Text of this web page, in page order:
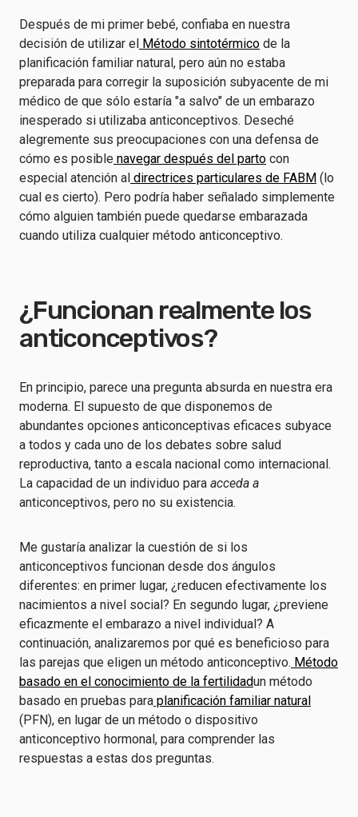
Después de mi primer bebé, confiaba en nuestra
decisión de utilizar el Método sintotérmico de la
planificación familiar natural, pero aún no estaba
preparada para corregir la suposición subyacente de mi
médico de que sólo estaría "a salvo" de un embarazo
inesperado si utilizaba anticonceptivos. Deseché
alegremente sus preocupaciones con una defensa de
cómo es posible navegar después del parto con
especial atención al directrices particulares de FABM (lo
cual es cierto). Pero podría haber señalado simplemente
cómo alguien también puede quedarse embarazada
cuando utiliza cualquier método anticonceptivo.
¿Funcionan realmente los
anticonceptivos?
En principio, parece una pregunta absurda en nuestra era
moderna. El supuesto de que disponemos de
abundantes opciones anticonceptivas eficaces subyace
a todos y cada uno de los debates sobre salud
reproductiva, tanto a escala nacional como internacional.
La capacidad de un individuo para acceda a
anticonceptivos, pero no su existencia.
Me gustaría analizar la cuestión de si los
anticonceptivos funcionan desde dos ángulos
diferentes: en primer lugar, ¿reducen efectivamente los
nacimientos a nivel social? En segundo lugar, ¿previene
eficazmente el embarazo a nivel individual? A
continuación, analizaremos por qué es beneficioso para
las parejas que eligen un método anticonceptivo. Método
basado en el conocimiento de la fertilidadun método
basado en pruebas para planificación familiar natural
(PFN), en lugar de un método o dispositivo
anticonceptivo hormonal, para comprender las
respuestas a estas dos preguntas.